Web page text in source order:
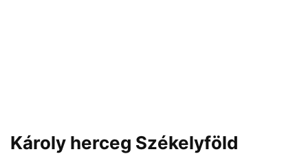
Károly herceg Székelyföld